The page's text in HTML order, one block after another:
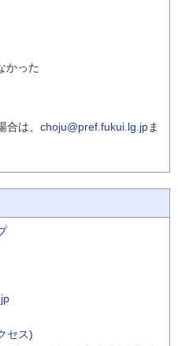
かった
は、 choju@pref.fukui.lg.jpま
セス)